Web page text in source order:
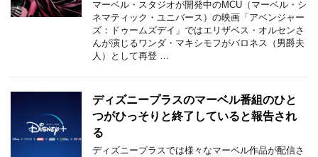
マーベル・スタジオが開発中のMCU（マーベル・シ
ネマティック・ユニバース）の映画「アベンジャー
ズ：ドゥームズデイ」ではエリザベス・オルセンさ
んが演じるワンダ・マキシモフがバロネス（男爵夫
人）として再登 …
ディズニープラスのマーベル番組のひと
つがひっそりと終了していると報告され
る
ディズニープラスでは様々なマーベル作品が配信さ